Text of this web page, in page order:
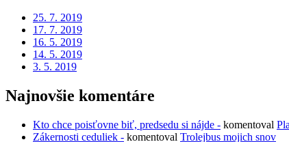
25. 7. 2019
17. 7. 2019
16. 5. 2019
14. 5. 2019
3. 5. 2019
Najnovšie komentáre
Kto chce poisťovne biť, predsedu si nájde - komentoval
Zákernosti ceduliek - komentoval Trolejbus mojich snov